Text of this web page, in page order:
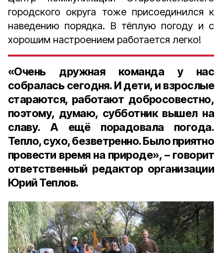
городского округа тоже присоединился к
наведению порядка. В тёплую погоду и с
хорошим настроением работается легко!
«Очень дружная команда у нас
собралась сегодня. И дети, и взрослые
стараются, работают добросовестно,
поэтому, думаю, субботник вышел на
славу. А ещё порадовала погода.
Тепло, сухо, безветренно. Было приятно
провести время на природе», – говорит
ответственный редактор организации
Юрий Теплов.